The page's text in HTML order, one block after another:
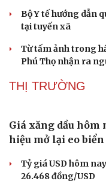
Bộ Y tế hướng dẫn
tại tuyến xã
Từ tấm ảnh trong
Phú Thọ nhận ra
THỊ TRƯỜNG